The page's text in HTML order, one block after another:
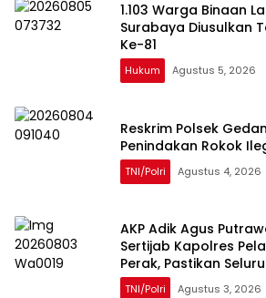
1.103 Warga Binaan
Surabaya Diusulkan
Ke-81
Hukum Agustus 5, 2026
Reskrim Polsek
Penindakan Rokok
TNI/Polri Agustus 4, 2026
AKP Adik Agus
Sertijab Kapolres
Perak, Pastikan
Berjalan Sukses
TNI/Polri Agustus 3, 2026